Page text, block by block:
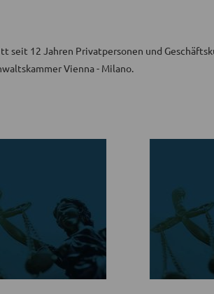
seit 12 Jahren Privatpersonen und
Vienna - Milano.